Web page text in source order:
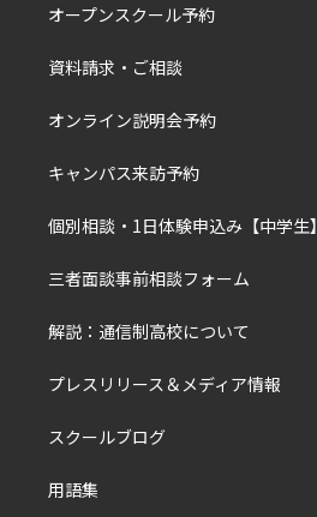
オープンスクール予約
資料請求・ご相談
オンライン説明会予約
キャンパス来訪予約
個別相談・1日体験申込み【中学生】
三者面談事前相談フォーム
解説：通信制高校について
プレスリリース＆メディア情報
スクールブログ
用語集